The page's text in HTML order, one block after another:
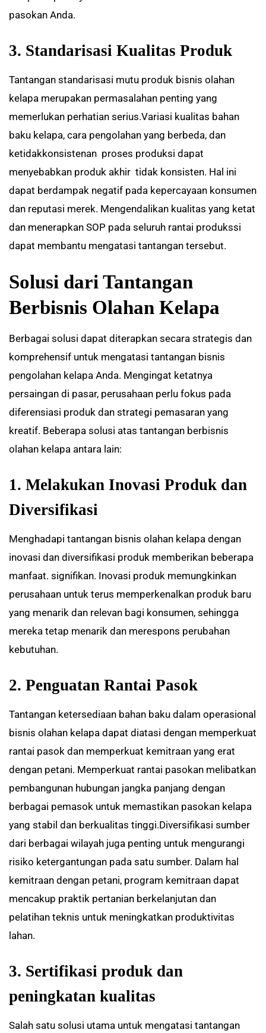
pasokan Anda.
3. Standarisasi Kualitas Produk
Tantangan standarisasi mutu produk bisnis olahan
kelapa merupakan permasalahan penting yang
memerlukan perhatian serius.Variasi kualitas bahan
baku kelapa, cara pengolahan yang berbeda, dan
ketidakkonsistenan proses produksi dapat
menyebabkan produk akhir tidak konsisten. Hal ini
dapat berdampak negatif pada kepercayaan konsumen
dan reputasi merek. Mengendalikan kualitas yang ketat
dan menerapkan SOP pada seluruh rantai produkssi
dapat membantu mengatasi tantangan tersebut.
Solusi dari Tantangan
Berbisnis Olahan Kelapa
Berbagai solusi dapat diterapkan secara strategis dan
komprehensif untuk mengatasi tantangan bisnis
pengolahan kelapa Anda. Mengingat ketatnya
persaingan di pasar, perusahaan perlu fokus pada
diferensiasi produk dan strategi pemasaran yang
kreatif. Beberapa solusi atas tantangan berbisnis
olahan kelapa antara lain:
1. Melakukan Inovasi Produk dan
Diversifikasi
Menghadapi tantangan bisnis olahan kelapa dengan
inovasi dan diversifikasi produk memberikan beberapa
manfaat. signifikan. Inovasi produk memungkinkan
perusahaan untuk terus memperkenalkan produk baru
yang menarik dan relevan bagi konsumen, sehingga
mereka tetap menarik dan merespons perubahan
kebutuhan.
2. Penguatan Rantai Pasok
Tantangan ketersediaan bahan baku dalam operasional
bisnis olahan kelapa dapat diatasi dengan memperkuat
rantai pasok dan memperkuat kemitraan yang erat
dengan petani. Memperkuat rantai pasokan melibatkan
pembangunan hubungan jangka panjang dengan
berbagai pemasok untuk memastikan pasokan kelapa
yang stabil dan berkualitas tinggi.Diversifikasi sumber
dari berbagai wilayah juga penting untuk mengurangi
risiko ketergantungan pada satu sumber. Dalam hal
kemitraan dengan petani, program kemitraan dapat
mencakup praktik pertanian berkelanjutan dan
pelatihan teknis untuk meningkatkan produktivitas
lahan.
3. Sertifikasi produk dan
peningkatan kualitas
Salah satu solusi utama untuk mengatasi tantangan